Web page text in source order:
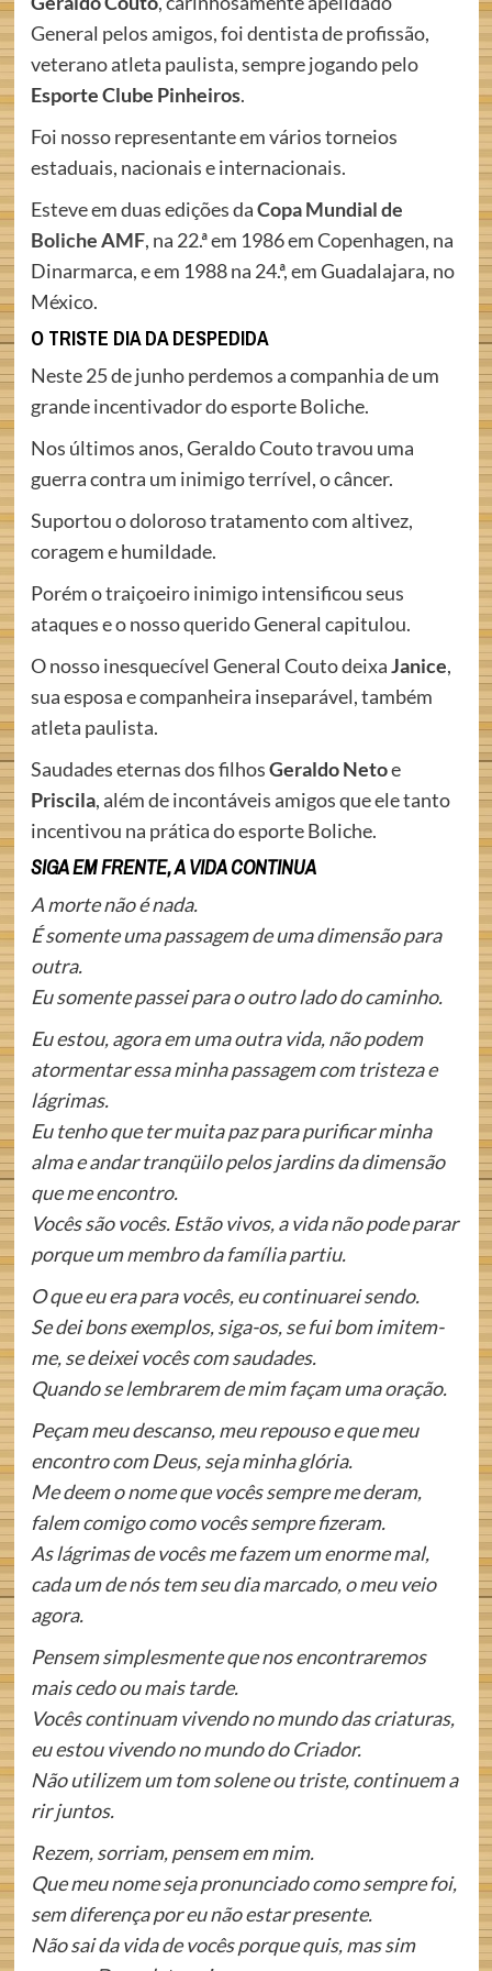
General pelos amigos, foi dentista de profissão,
veterano atleta paulista, sempre jogando pelo
Esporte Clube Pinheiros.
Foi nosso representante em vários torneios
estaduais, nacionais e internacionais.
Esteve em duas edições daCopa Mundial de
Boliche AMF, na 22.ª em 1986 em Copenhagen, na
Dinarmarca, e em 1988 na 24.ª, em Guadalajara, no
México.
O TRISTE DIA DA DESPEDIDA
Neste 25 de junho perdemos a companhia de um
grande incentivador do esporte Boliche.
Nos últimos anos, Geraldo Couto travou uma
guerra contra um inimigo terrível, o câncer.
Suportou o doloroso tratamento com altivez,
coragem e humildade.
Porém o traiçoeiro inimigo intensificou seus
ataques e o nosso querido General capitulou.
O nosso inesquecível General Couto deixaJanice,
sua esposa e companheira inseparável, também
atleta paulista.
Saudades eternas dos filhosGeraldo Netoe
Priscila, além de incontáveis amigos que ele tanto
incentivou na prática do esporte Boliche.
SIGA EM FRENTE, A VIDA CONTINUA
A morte não é nada.
É somente uma passagem de uma dimensão para
outra.
Eu somente passei para o outro lado do caminho.
Eu estou, agora em uma outra vida, não podem
atormentar essa minha passagem com tristeza e
lágrimas.
Eu tenho que ter muita paz para purificar minha
alma e andar tranqüilo pelos jardins da dimensão
que me encontro.
Vocês são vocês. Estão vivos, a vida não pode parar
porque um membro da família partiu.
O que eu era para vocês, eu continuarei sendo.
Se dei bons exemplos, siga-os, se fui bom imitem-
me, se deixei vocês com saudades.
Quando se lembrarem de mim façam uma oração.
Peçam meu descanso, meu repouso e que meu
encontro com Deus, seja minha glória.
Me deem o nome que vocês sempre me deram,
falem comigo como vocês sempre fizeram.
As lágrimas de vocês me fazem um enorme mal,
cada um de nós tem seu dia marcado, o meu veio
agora.
Pensem simplesmente que nos encontraremos
mais cedo ou mais tarde.
Vocês continuam vivendo no mundo das criaturas,
eu estou vivendo no mundo do Criador.
Não utilizem um tom solene ou triste, continuem a
rir juntos.
Rezem, sorriam, pensem em mim.
Que meu nome seja pronunciado como sempre foi,
sem diferença por eu não estar presente.
Não sai da vida de vocês porque quis, mas sim